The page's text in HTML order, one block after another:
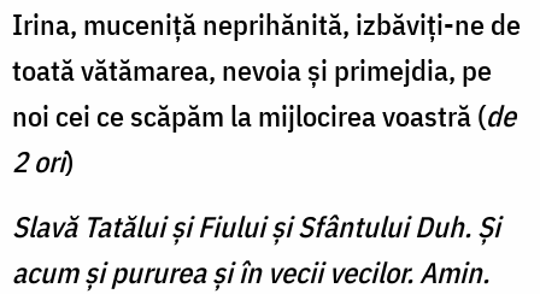
Irina, muceniță neprihănită, izbăviți-ne de
toată vătămarea, nevoia și primejdia, pe
noi cei ce scăpăm la mijlocirea voastră (de
2 ori)
Slavă Tatălui şi Fiului şi Sfântului Duh. Şi
acum şi pururea şi în vecii vecilor. Amin.